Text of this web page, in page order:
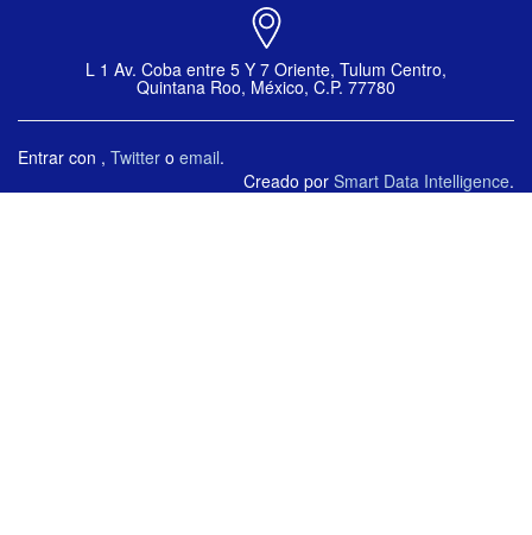
L 1 Av. Coba entre 5 Y 7 Oriente, Tulum Centro,
Quintana Roo, México, C.P. 77780
Entrar con , Twitter o email.
Creado por Smart Data Intelligence.